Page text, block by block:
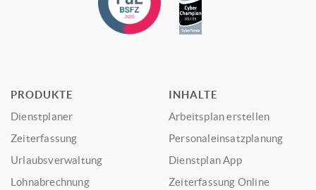
PRODUKTE
Dienstplaner
Zeiterfassung
Urlaubsverwaltung
Lohnabrechnung
INHALTE
Arbeitsplan erstellen
Personaleinsatzplanung
Dienstplan App
Zeiterfassung Online